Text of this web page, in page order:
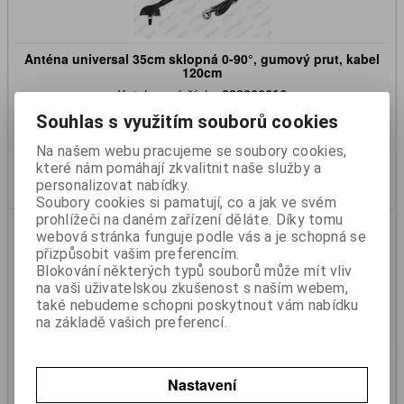
Anténa universal 35cm sklopná 0-90°, gumový prut, kabel
120cm
Katalogové číslo:999200016
Skladem:
Ano
280 Kč
232 Kč (bez DPH)
Koupit
Anténa-kabel prodlužovací 4,5m
Souhlas s využitím souborů cookies
Na našem webu pracujeme se soubory cookies,
které nám pomáhají zkvalitnit naše služby a
personalizovat nabídky.
Soubory cookies si pamatují, co a jak ve svém
prohlížeči na daném zařízení děláte. Díky tomu
webová stránka funguje podle vás a je schopná se
přizpůsobit vašim preferencím.
Blokování některých typů souborů může mít vliv
na vaši uživatelskou zkušenost s naším webem,
také nebudeme schopni poskytnout vám nabídku
na základě vašich preferencí.
Nastavení